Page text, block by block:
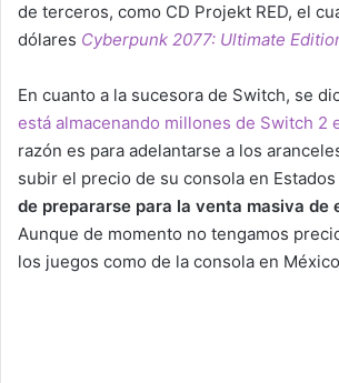
de terceros, como CD Projekt RED, el
dólares Cyberpunk 2077: Ultimate
En cuanto a la sucesora de Switch, se
está almacenando millones de Switch 2
razón es para adelantarse a los
subir el precio de su consola en
de prepararse para la venta masiva de
Aunque de momento no tengamos
los juegos como de la consola en